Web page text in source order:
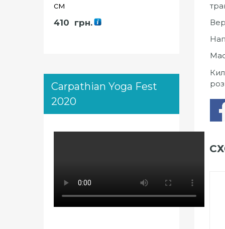
см
410 грн.
Carpathian Yoga Fest
2020